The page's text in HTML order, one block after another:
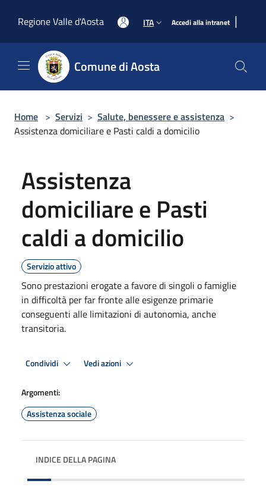
Regione Valle d'Aosta
ITA Accedi alla intranet |
Comune di Aosta
Home > Servizi > Salute, benessere e assistenza >
Assistenza domiciliare e Pasti caldi a domicilio
Assistenza
domiciliare e Pasti
caldi a domicilio
Servizio attivo
Sono prestazioni erogate a favore di singoli o famiglie
in difficoltà per far fronte alle esigenze primarie
conseguenti alle limitazioni di autonomia, anche
transitoria.
Condividi Vedi azioni
Argomenti:
Assistenza sociale
INDICE DELLA PAGINA